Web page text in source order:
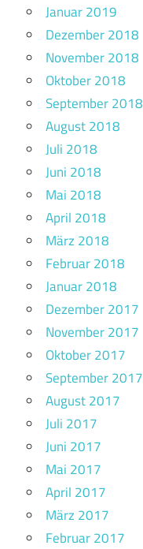
Januar 2019
Dezember 2018
November 2018
Oktober 2018
September 2018
August 2018
Juli 2018
Juni 2018
Mai 2018
April 2018
März 2018
Februar 2018
Januar 2018
Dezember 2017
November 2017
Oktober 2017
September 2017
August 2017
Juli 2017
Juni 2017
Mai 2017
April 2017
März 2017
Februar 2017